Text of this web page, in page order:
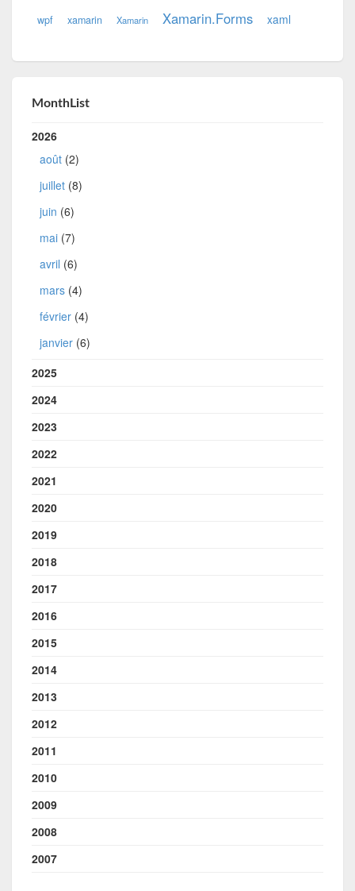
wpf xamarin Xamarin Xamarin.Forms xaml
MonthList
2026
août (2)
juillet (8)
juin (6)
mai (7)
avril (6)
mars (4)
février (4)
janvier (6)
2025
2024
2023
2022
2021
2020
2019
2018
2017
2016
2015
2014
2013
2012
2011
2010
2009
2008
2007